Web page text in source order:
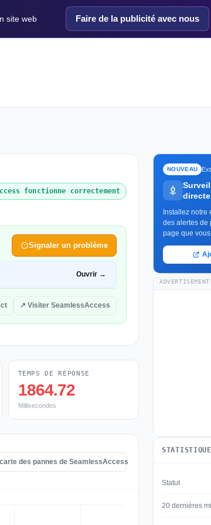
site web Faire de la publicité avec nous
fonctionne correctement
Signaler un problème
Ouvrir →
↗ Visiter SeamlessAccess
TEMPS DE RÉPONSE
1864.72
Millisecondes
des pannes de SeamlessAccess
NOUVEAU
Installez notre
des alertes de
page que
ADVERTISEMENT
Statut
20 dernières